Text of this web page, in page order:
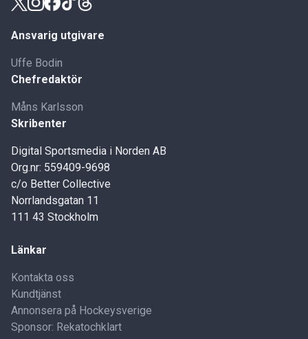
Ansvarig utgivare
Uffe Bodin
Chefredaktör
Måns Karlsson
Skribenter
Digital Sportsmedia i Norden AB
Org.nr: 559409-9698
c/o Better Collective
Norrlandsgatan 11
111 43 Stockholm
Länkar
Kontakta oss
Kundtjänst
Annonsera på Hockeysverige
Sponsor: Rekatochklart